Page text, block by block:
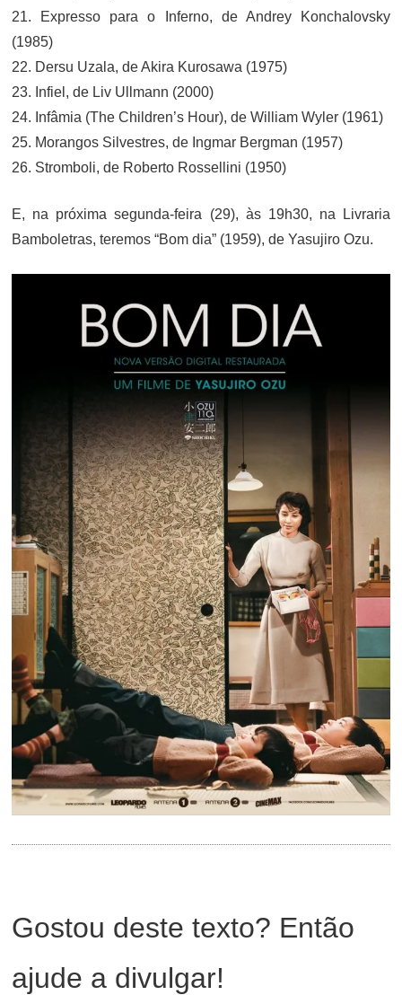
21. Expresso para o Inferno, de Andrey Konchalovsky
(1985)
22. Dersu Uzala, de Akira Kurosawa (1975)
23. Infiel, de Liv Ullmann (2000)
24. Infâmia (The Children’s Hour), de William Wyler (1961)
25. Morangos Silvestres, de Ingmar Bergman (1957)
26. Stromboli, de Roberto Rossellini (1950)
E, na próxima segunda-feira (29), às 19h30, na Livraria
Bamboletras, teremos “Bom dia” (1959), de Yasujiro Ozu.
Gostou deste texto? Então
ajude a divulgar!